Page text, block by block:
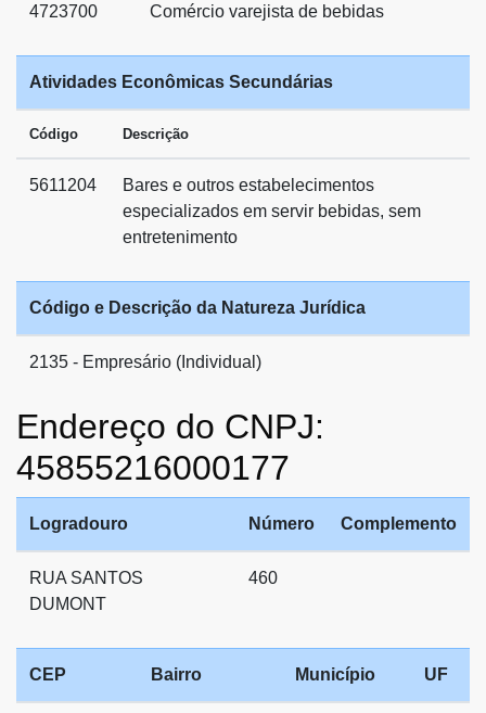
4723700 Comércio varejista de bebidas
Atividades Econômicas Secundárias
Código Descrição
5611204
Bares e outros estabelecimentos
especializados em servir bebidas, sem
entretenimento
Código e Descrição da Natureza Jurídica
2135 - Empresário (Individual)
Endereço do CNPJ:
45855216000177
Logradouro Número Complemento
RUA SANTOS
DUMONT
460
CEP Bairro Município UF